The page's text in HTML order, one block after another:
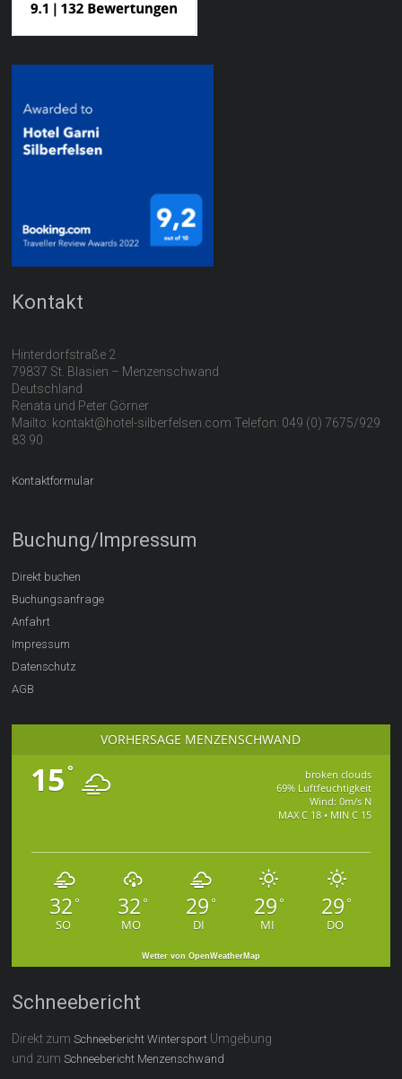
Kontakt
Hinterdorfstraße 2
79837 St. Blasien – Menzenschwand
Deutschland
Renata und Peter Görner
Mailto: kontakt@hotel-silberfelsen.com Telefon: 049 (0) 7675/929
83 90
Kontaktformular
Buchung/Impressum
Direkt buchen
Buchungsanfrage
Anfahrt
Impressum
Datenschutz
AGB
VORHERSAGE MENZENSCHWAND
15 °
broken clouds
69% Luftfeuchtigkeit
Wind: 0m/s N
MAX C 18 • MIN C 15
32 °
SO
32 °
MO
29 °
DI
29 °
MI
29 °
DO
Wetter von OpenWeatherMap
Schneebericht
Direkt zumSchneebericht Wintersport Umgebung
und zumSchneebericht Menzenschwand